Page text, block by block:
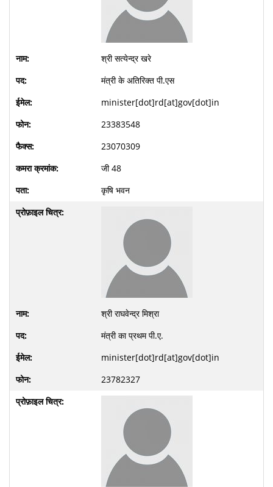
श्री सत्येन्द्र खरे
मंत्री के अतिरिक्त पी.एस
minister[dot]rd[at]gov[dot]in
23383548
23070309
जी 48
कृषि भवन
श्री राघवेन्द्र मिश्रा
मंत्री का प्रथम पी.ए.
minister[dot]rd[at]gov[dot]in
23782327